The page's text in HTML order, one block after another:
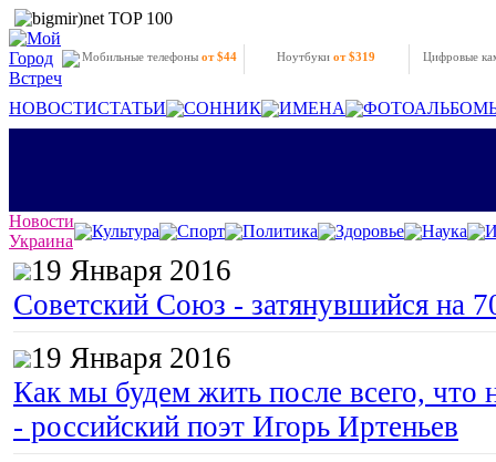
Мобильные телефоны от $44 Ноутбукиот $319 Цифровые
НОВОСТИСТАТЬИ СОННИК ИМЕНА
Новости
Украина
Культура Спорт Политика Здоровье Наука
19 Января 2016
Советский Союз - затянувшийся на
19 Января 2016
Как мы будем жить после всего, что
- российский поэт Игорь Иртеньев